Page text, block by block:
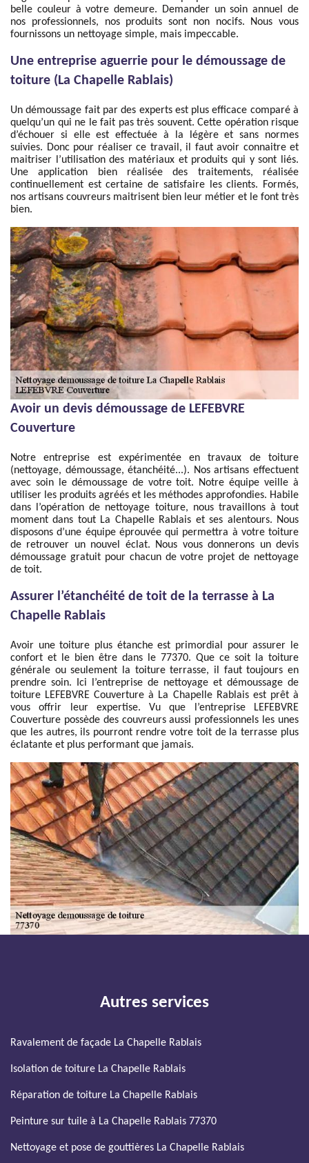
belle couleur à votre demeure. Demander un soin annuel de
nos professionnels, nos produits sont non nocifs. Nous vous
fournissons un nettoyage simple, mais impeccable.
Une entreprise aguerrie pour le démoussage de
toiture (La Chapelle Rablais)
Un démoussage fait par des experts est plus efficace comparé à
quelqu’un qui ne le fait pas très souvent. Cette opération risque
d’échouer si elle est effectuée à la légère et sans normes
suivies. Donc pour réaliser ce travail, il faut avoir connaitre et
maitriser l’utilisation des matériaux et produits qui y sont liés.
Une application bien réalisée des traitements, réalisée
continuellement est certaine de satisfaire les clients. Formés,
nos artisans couvreurs maitrisent bien leur métier et le font très
bien.
Avoir un devis démoussage de LEFEBVRE
Couverture
Notre entreprise est expérimentée en travaux de toiture
(nettoyage, démoussage, étanchéité...). Nos artisans effectuent
avec soin le démoussage de votre toit. Notre équipe veille à
utiliser les produits agréés et les méthodes approfondies. Habile
dans l’opération de nettoyage toiture, nous travaillons à tout
moment dans tout La Chapelle Rablais et ses alentours. Nous
disposons d’une équipe éprouvée qui permettra à votre toiture
de retrouver un nouvel éclat. Nous vous donnerons un devis
démoussage gratuit pour chacun de votre projet de nettoyage
de toit.
Assurer l’étanchéité de toit de la terrasse à La
Chapelle Rablais
Avoir une toiture plus étanche est primordial pour assurer le
confort et le bien être dans le 77370. Que ce soit la toiture
générale ou seulement la toiture terrasse, il faut toujours en
prendre soin. Ici l’entreprise de nettoyage et démoussage de
toiture LEFEBVRE Couverture à La Chapelle Rablais est prêt à
vous offrir leur expertise. Vu que l’entreprise LEFEBVRE
Couverture possède des couvreurs aussi professionnels les unes
que les autres, ils pourront rendre votre toit de la terrasse plus
éclatante et plus performant que jamais.
Autres services
Ravalement de façade La Chapelle Rablais
Isolation de toiture La Chapelle Rablais
Réparation de toiture La Chapelle Rablais
Peinture sur tuile à La Chapelle Rablais 77370
Nettoyage et pose de gouttières La Chapelle Rablais